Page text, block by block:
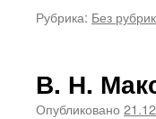
Рубрика: Без
В. Н.
Опубликовано